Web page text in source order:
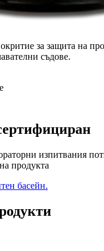
за защита на
съдове.
изпитвания
продукта
басейн.